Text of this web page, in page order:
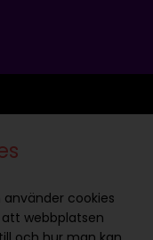
cookies
webbplatsen